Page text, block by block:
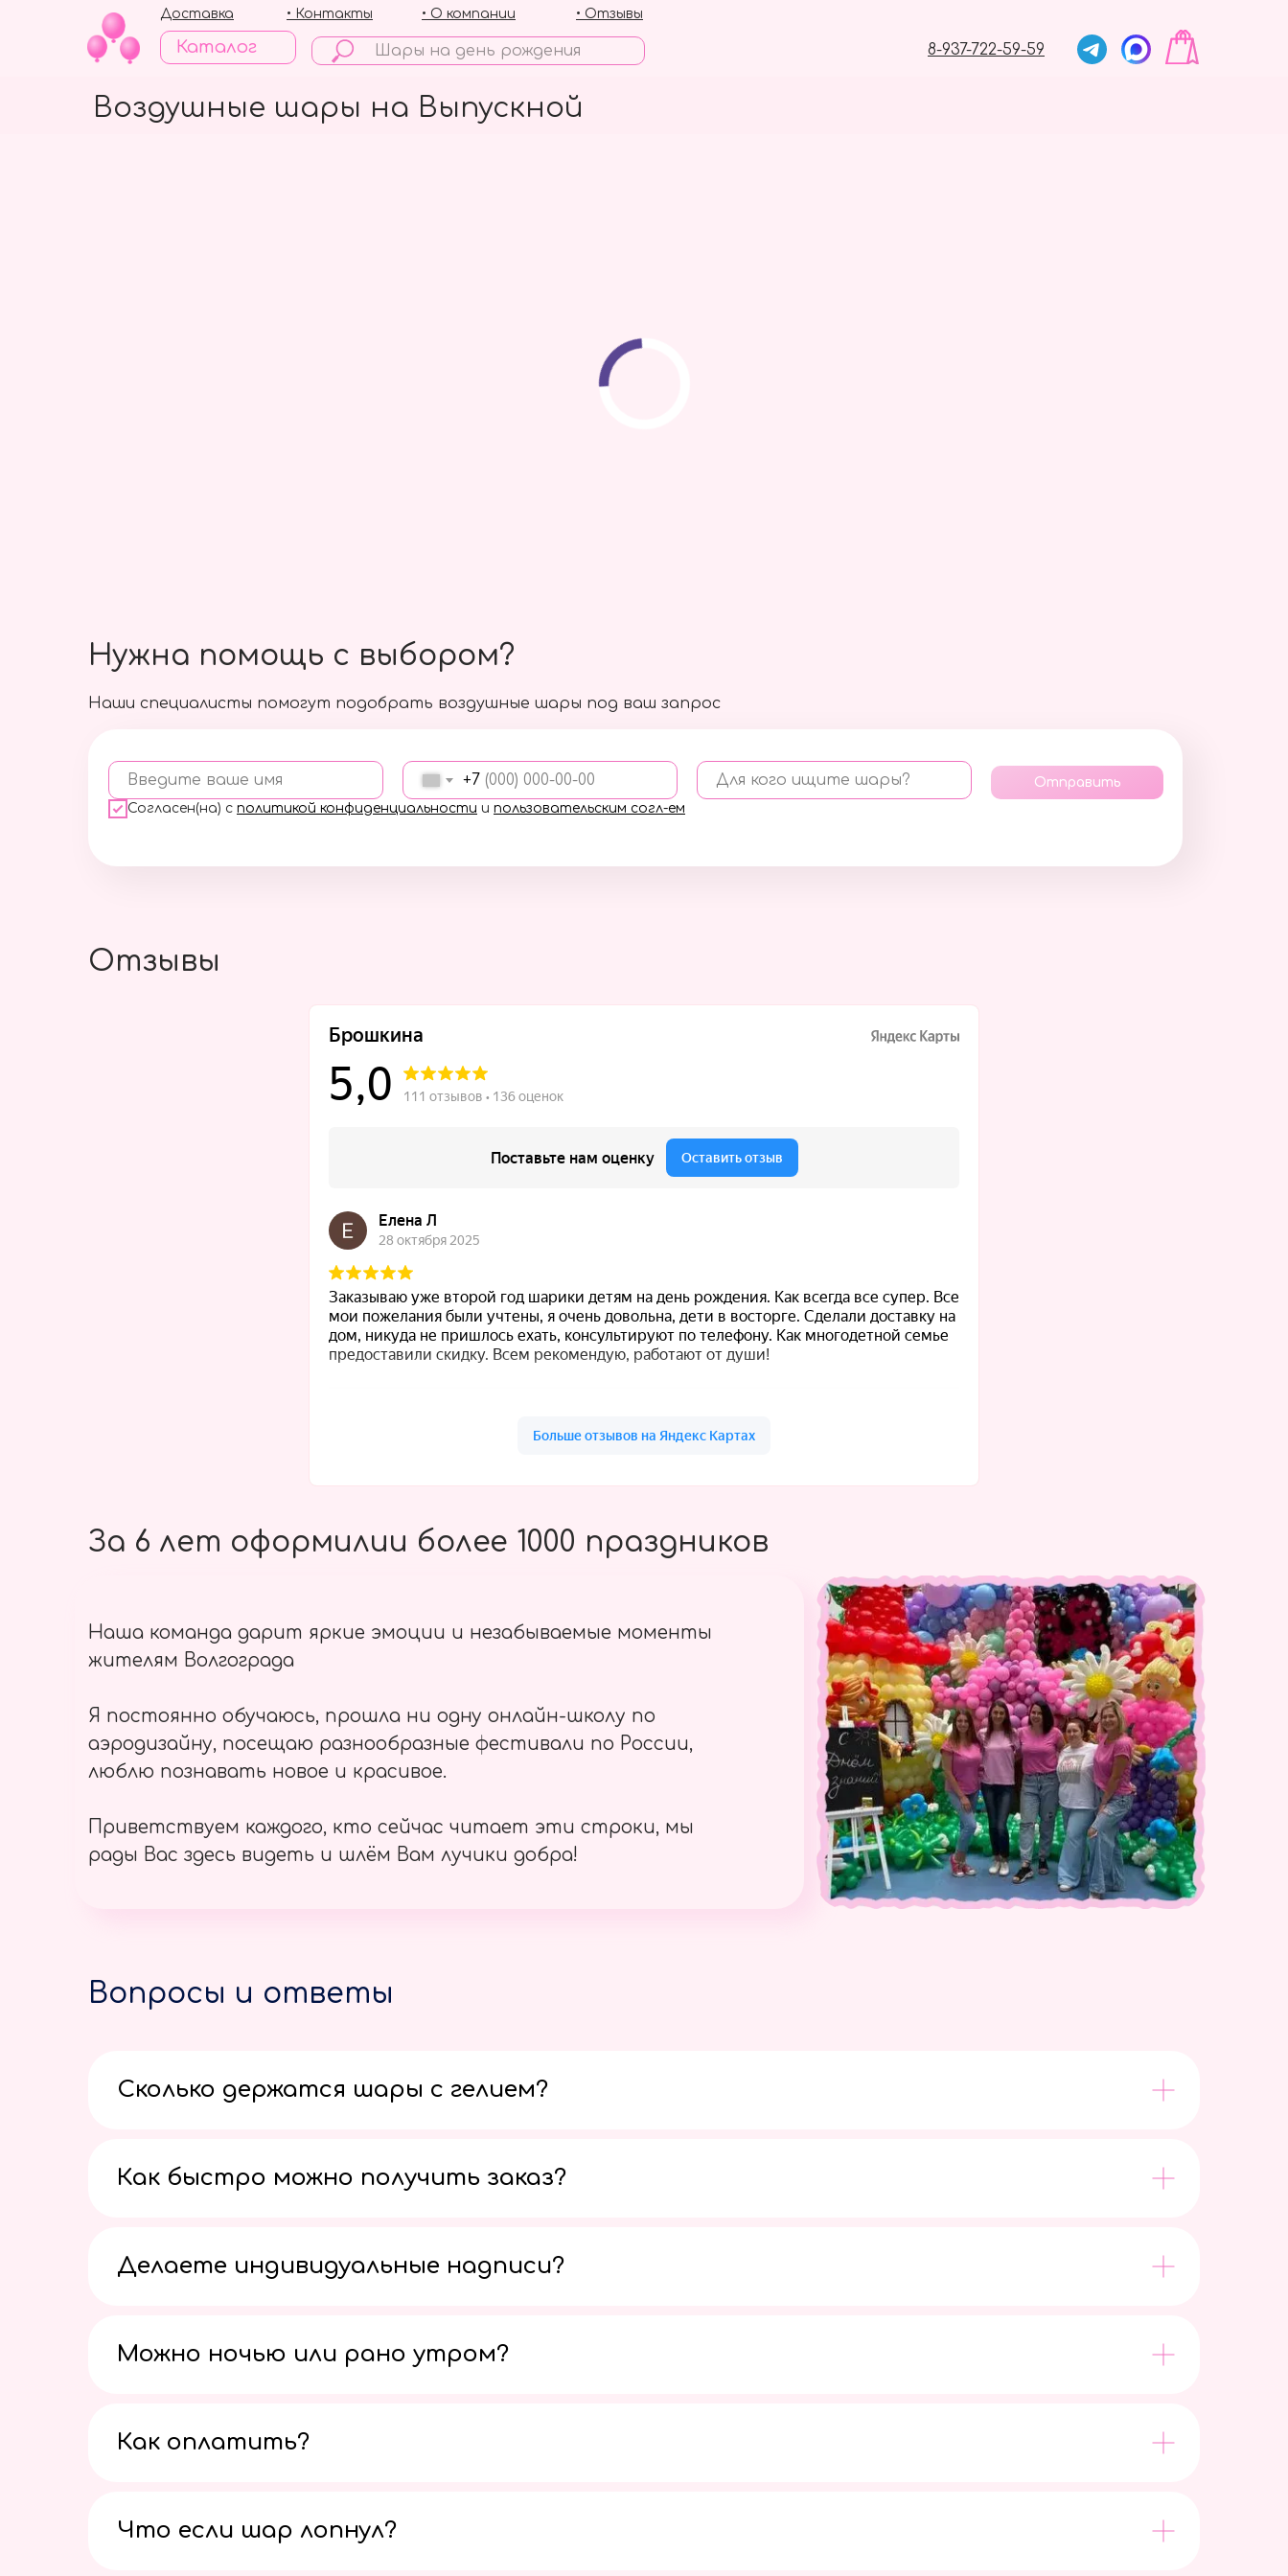
Каталог 8-937-722-59-59
• Отзывы
• О компании
• Контакты
Доставка
Воздушные шары на Выпускной
Наши специалисты помогут подобрать воздушные шары под ваш запрос
Введите ваше имя +7 Для кого ищите шары?
Согласен(на) с политикой конфиденциальности и пользовательским согл-ем
Отправить
Нужна помощь с выбором?
Отзывы
За 6 лет оформилии более 1000 праздников
Наша команда дарит яркие эмоции и незабываемые моменты
жителям Волгограда
Я постоянно обучаюсь, прошла ни одну онлайн-школу по
аэродизайну, посещаю разнообразные фестивали по России,
люблю познавать новое и красивое.
Приветствуем каждого, кто сейчас читает эти строки, мы
рады Вас здесь видеть и шлём Вам лучики добра!
Вопросы и ответы
Сколько держатся шары с гелием?
Как быстро можно получить заказ?
Делаете индивидуальные надписи?
Можно ночью или рано утром?
Как оплатить?
Что если шар лопнул?